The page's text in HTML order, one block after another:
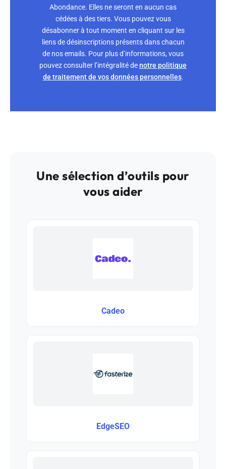
Abondance. Elles ne seront en aucun cas
cédées à des tiers. Vous pouvez vous
désabonner à tout moment en cliquant sur les
liens de désinscriptions présents dans chacun
de nos emails. Pour plus d’informations, vous
pouvez consulter l’intégralité denotre politique
de traitement de vos données personnelles.
Une sélection d’outils pour
vous aider
Cadeo
EdgeSEO